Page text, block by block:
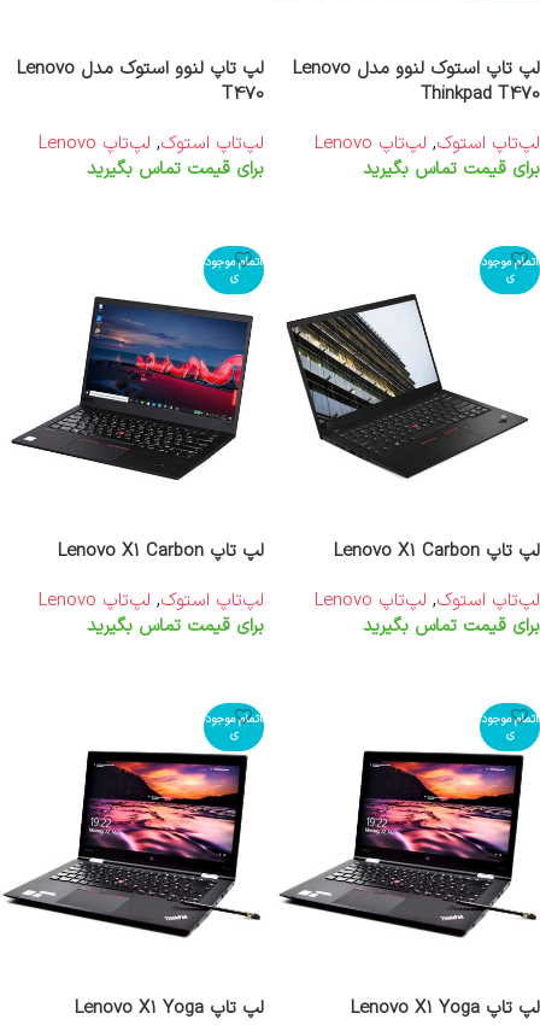
لپ تاپ استوک لنوو مدل Lenovo
Thinkpad T470
لپ‌تاپ استوک, لپ‌تاپ Lenovo
برای قیمت تماس بگیرید
لپ تاپ لنوو استوک مدل Lenovo
T470
لپ‌تاپ استوک, لپ‌تاپ Lenovo
برای قیمت تماس بگیرید
اتمام موجود
ی
لپ تاپ Lenovo X1 Carbon
لپ‌تاپ استوک, لپ‌تاپ Lenovo
برای قیمت تماس بگیرید
اتمام موجود
ی
لپ تاپ Lenovo X1 Carbon
لپ‌تاپ استوک, لپ‌تاپ Lenovo
برای قیمت تماس بگیرید
اتمام موجود
ی
لپ تاپ Lenovo X1 Yoga
اتمام موجود
ی
لپ تاپ Lenovo X1 Yoga